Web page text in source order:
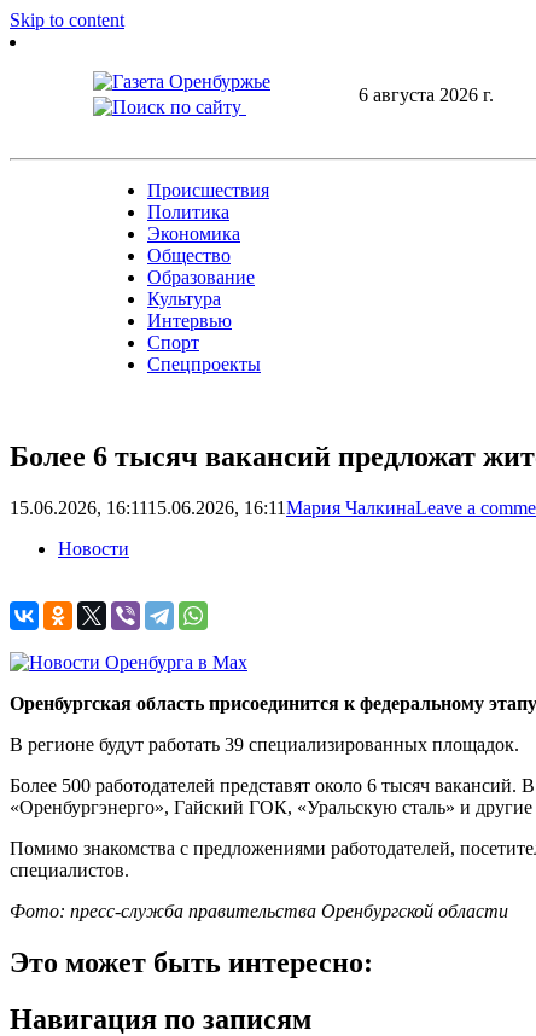
Skip to content
6 августа 2026 г.
Происшествия
Политика
Экономика
Общество
Образование
Культура
Интервью
Спорт
Спецпроекты
Более 6 тысяч вакансий предложат
15.06.2026, 16:1115.06.2026, 16:11Мария ЧалкинаLeave a
Новости
Оренбургская область присоединится к федеральному
В регионе будут работать 39 специализированных площадок.
Более 500 работодателей представят около 6 тысяч
«Оренбургэнерго», Гайский ГОК, «Уральскую сталь» и
Помимо знакомства с предложениями работодателей,
специалистов.
Фото: пресс-служба правительства Оренбургской области
Это может быть интересно:
Навигация по записям